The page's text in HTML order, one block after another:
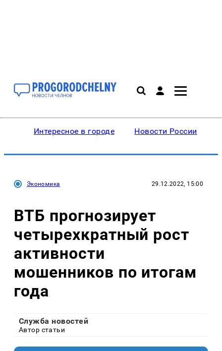
Интересное в городе Новости России
Экономика 29.12.2022, 15:00
ВТБ прогнозирует
четырехкратный рост
активности
мошенников по итогам
года
Служба новостей
Автор статьи